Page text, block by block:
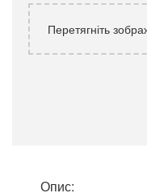
Перетягніть
Опис: